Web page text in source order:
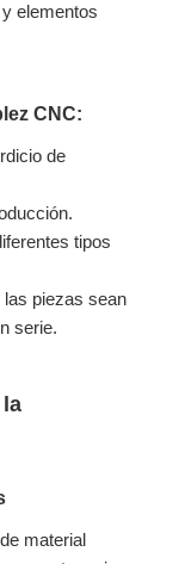
elementos
CNC:
de
tipos
piezas sean
serie.
la
material